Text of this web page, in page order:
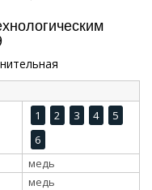
1 2 3 4
5
6
медь
медь